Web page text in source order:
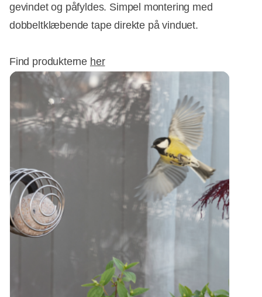
gevindet og påfyldes. Simpel montering med
dobbeltklæbende tape direkte på vinduet.
Find produkterne her